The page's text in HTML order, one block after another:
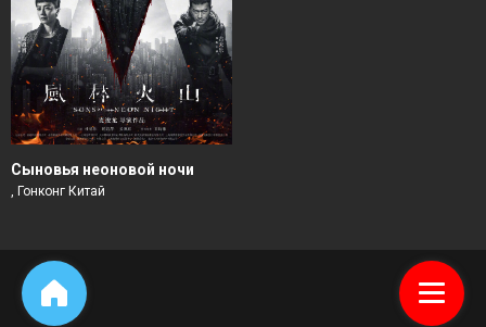
Сыновья неоновой ночи
, Гонконг Китай